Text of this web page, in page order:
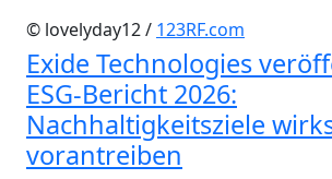
© lovelyday12 / 123RF.com
Exide Technologies
ESG-Bericht 2026:
Nachhaltigkeitsziele
vorantreiben